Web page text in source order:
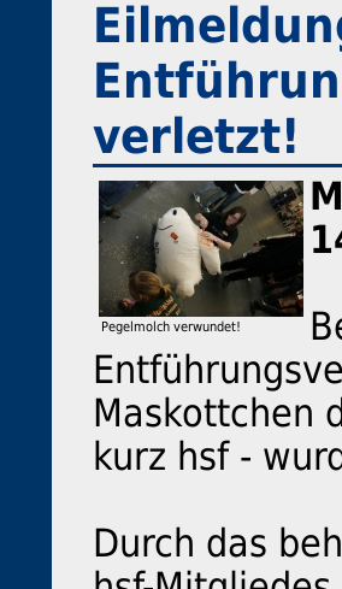
verletzt!
Pegelmolch verwundet!
Maskottchen
kurz hsf -
Durch das